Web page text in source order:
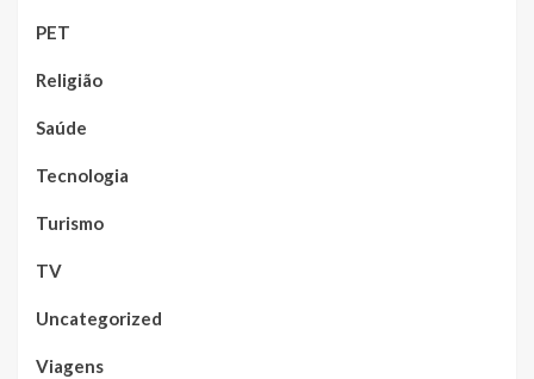
PET
Religião
Saúde
Tecnologia
Turismo
TV
Uncategorized
Viagens